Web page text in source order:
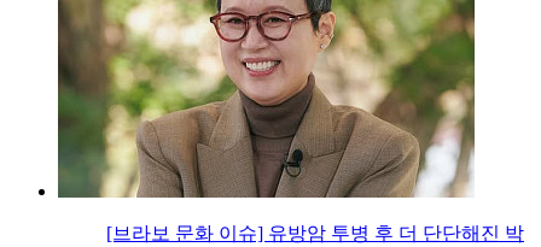
[브라보 문화 이슈] 유방암 투병 후 더 단단해진 박